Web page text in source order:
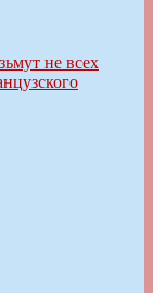
не всех